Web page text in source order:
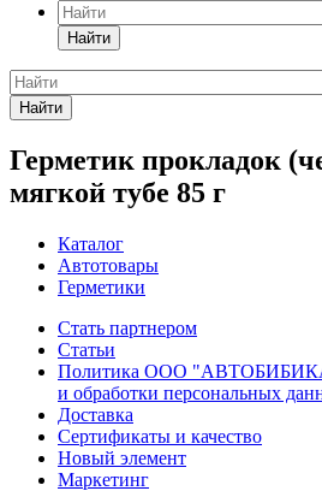
Найти
Найти
Герметик прокладок
мягкой тубе 85 г
Каталог
Автотовары
Герметики
Стать партнером
Статьи
Политика ООО
и обработки персональных
Доставка
Сертификаты и качество
Новый элемент
Маркетинг